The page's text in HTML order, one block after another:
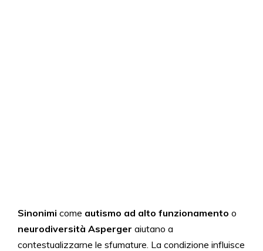
Sinonimi come autismo ad alto funzionamento o
neurodiversità Asperger aiutano a
contestualizzarne le sfumature. La condizione influisce